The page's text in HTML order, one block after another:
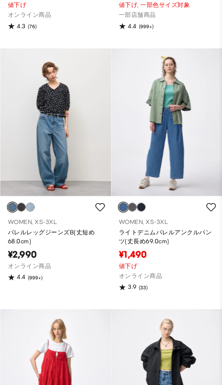
値下げ
オンライン商品
4.3 (76)
値下げ,一部色サイズ対象
一部店舗商品
4.4 (999+)
WOMEN, XS-3XL
バレルレッグジーンズB(丈短め
68.0cm)
¥2,990
オンライン商品
4.4 (999+)
WOMEN, XS-3XL
ライトデニムバレルアンクルパン
ツ(丈長め69.0cm)
¥1,490
値下げ
オンライン商品
3.9 (33)